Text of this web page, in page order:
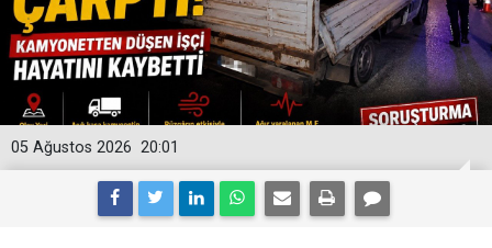
20:01
05 Ağustos 2026